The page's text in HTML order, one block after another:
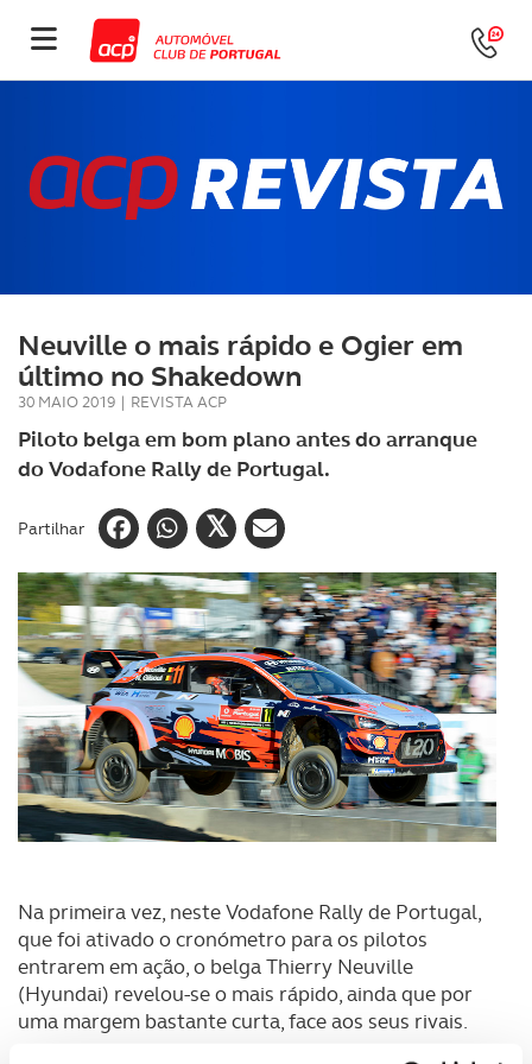
Neuville o mais rápido e Ogier em
último no Shakedown
30 MAIO 2019 | REVISTA ACP
Piloto belga em bom plano antes do arranque
do Vodafone Rally de Portugal.
Partilhar
Na primeira vez, neste Vodafone Rally de Portugal,
que foi ativado o cronómetro para os pilotos
entrarem em ação, o belga Thierry Neuville
(Hyundai) revelou-se o mais rápido, ainda que por
uma margem bastante curta, face aos seus rivais.